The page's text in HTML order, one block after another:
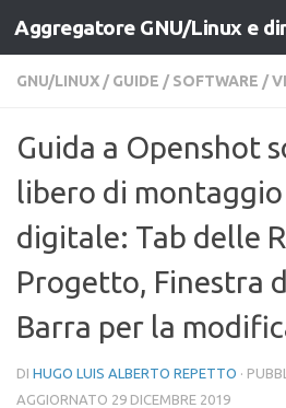
Salta al contenuto
Aggregatore GNU/Linux e
GNU/LINUX / GUIDE / SOFTWARE /
Guida a Openshot
libero di
digitale: Tab delle
Progetto, Finestra
Barra per la
DI HUGO LUIS ALBERTO REPETTO ·
AGGIORNATO 29 DICEMBRE 2019